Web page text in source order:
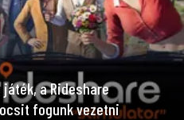
a Rideshare
fogunk vezetni